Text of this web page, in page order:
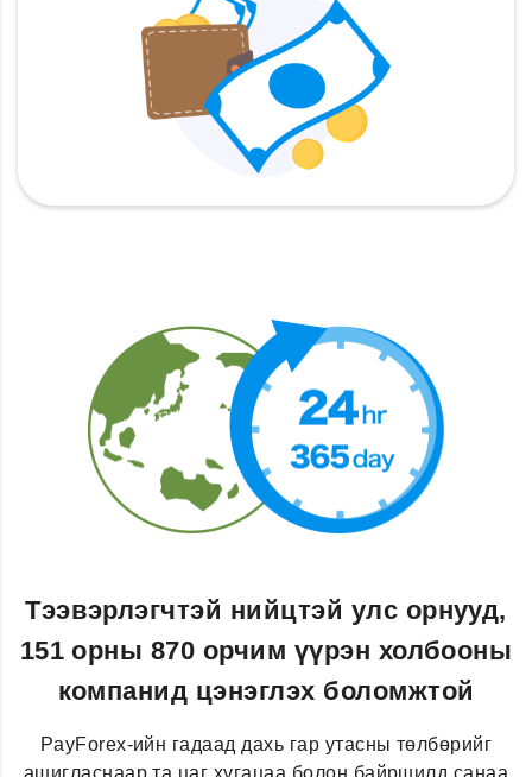
Тээвэрлэгчтэй нийцтэй улс орнууд,
151 орны 870 орчим үүрэн холбооны
компанид цэнэглэх боломжтой
PayForex-ийн гадаад дахь гар утасны төлбөрийг
ашигласнаар та цаг хугацаа болон байршилд санаа